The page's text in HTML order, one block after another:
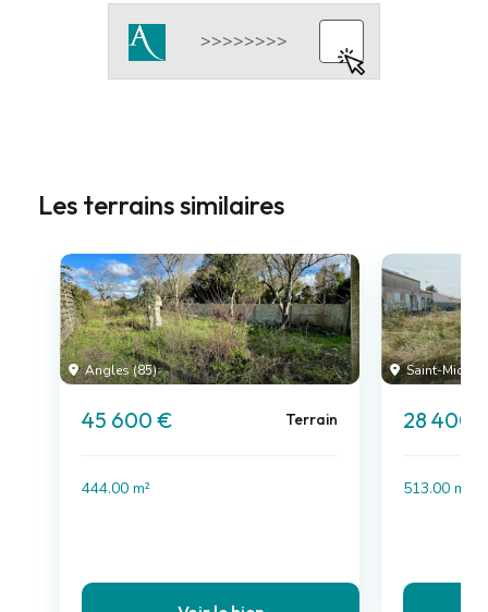
Les terrains similaires
Angles (85)
45 600 € Terrain
444.00 m²
Saint-
28 400
513.00 m²